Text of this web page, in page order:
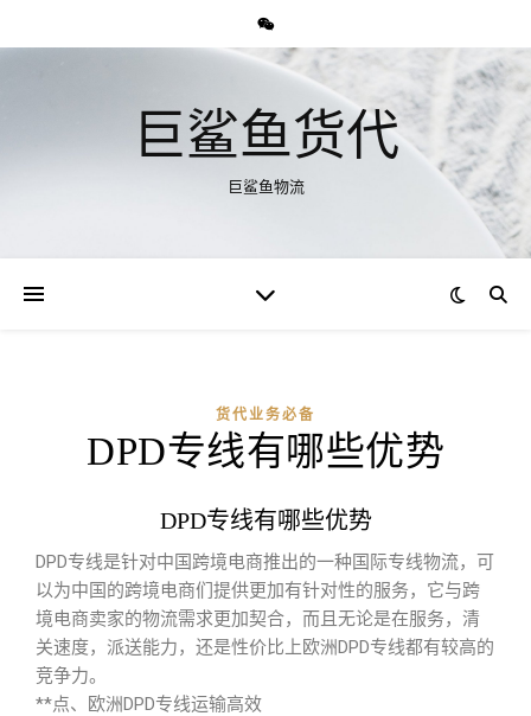
巨鲨鱼货代
巨鲨鱼物流
货代业务必备
DPD专线有哪些优势
DPD专线有哪些优势
DPD专线是针对中国跨境电商推出的一种国际专线物流，可
以为中国的跨境电商们提供更加有针对性的服务，它与跨
境电商卖家的物流需求更加契合，而且无论是在服务，清
关速度，派送能力，还是性价比上欧洲DPD专线都有较高的
竞争力。
**点、欧洲DPD专线运输高效